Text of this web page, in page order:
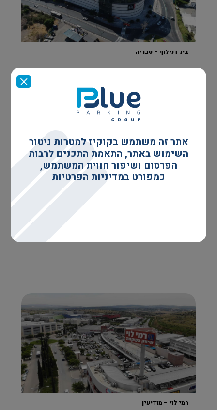
ביג דנילוף – טבריה
רמי לוי – מודיעין
אתר זה משתמש בקוקיז למטרות ניטור
השימוש באתר, התאמת התכנים לרבות
הפרסום ושיפור חווית המשתמש,
כמפורט במדיניות הפרטיות